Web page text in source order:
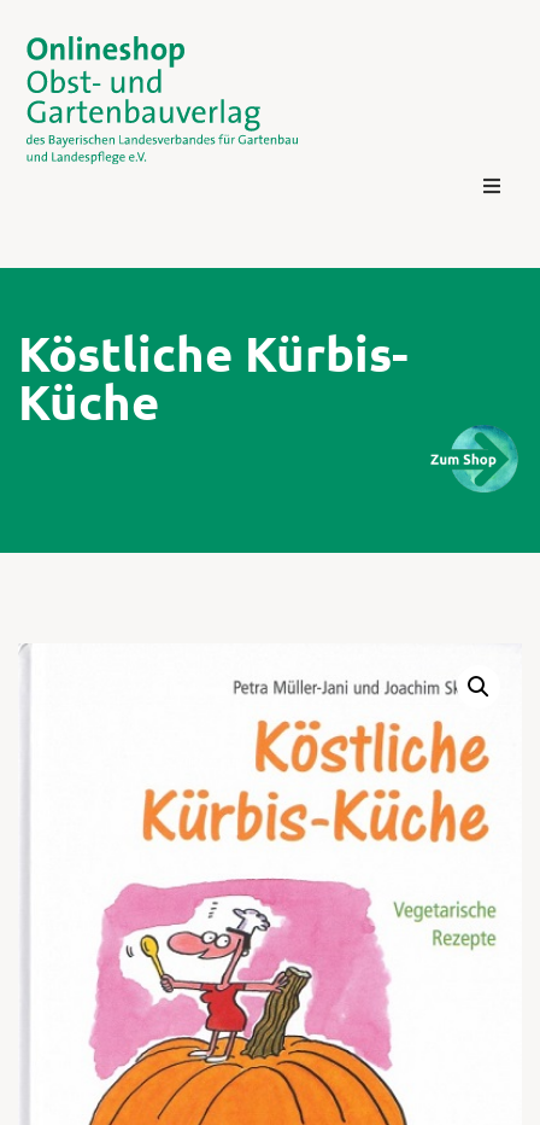
Kontakt
Zum
Köstliche Kürbis-
Küche